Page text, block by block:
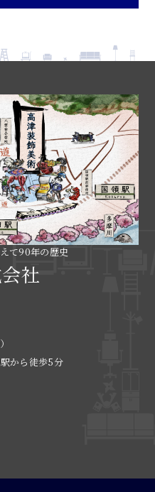
て90年の歴史
社
から徒歩5分